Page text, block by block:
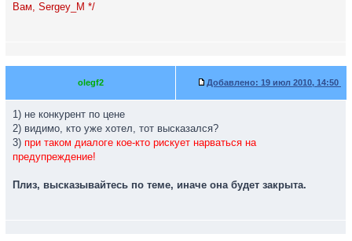
Вам, Sergey_M */
olegf2 Добавлено: 19 июл 2010, 14:50
1) не конкурент по цене
2) видимо, кто уже хотел, тот высказался?
3) при таком диалоге кое-кто рискует нарваться на
предупреждение!
Плиз, высказывайтесь по теме, иначе она будет закрыта.